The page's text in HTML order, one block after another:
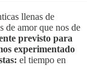
llenas de
de amor que nos de
previsto para
experimentado
el tiempo en